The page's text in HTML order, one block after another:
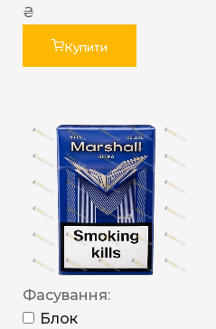
₴
Купити
Фасування:
Блок